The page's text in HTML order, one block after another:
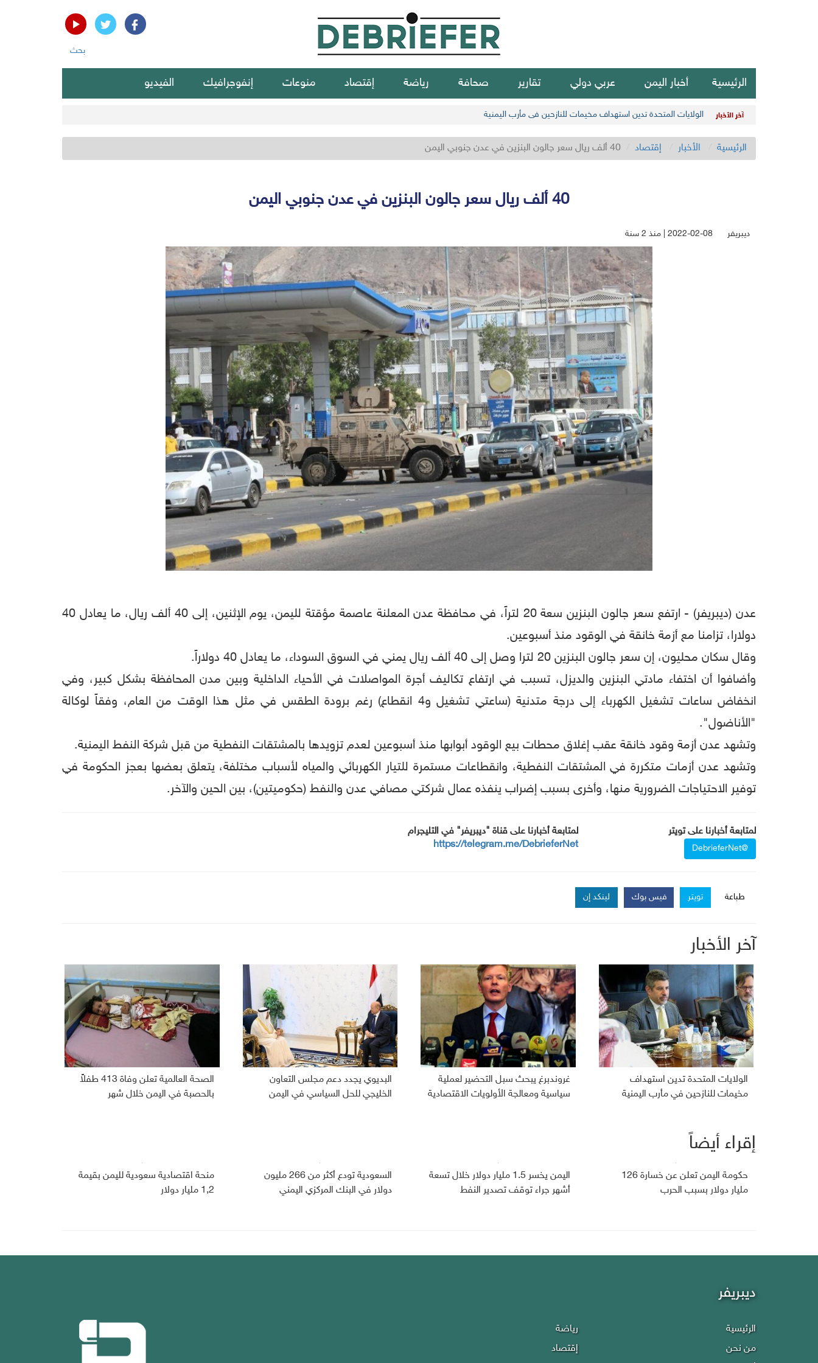
بحث
الرئيسية أخبار اليمن عربي دولي تقارير صحافة رياضة إقتصاد منوعات إنفوجرافيك الفيديو
آخر الأخبار الولايات المتحدة تدين استهداف مخيمات للنازحين في مأرب اليمنية
الرئيسية الأخبار إقتصاد 40 ألف ريال سعر جالون البنزين في عدن جنوبي اليمن
40 ألف ريال سعر جالون البنزين في عدن جنوبي اليمن
ديبريفر 2022-02-08 | منذ 2 سنة
عدن (ديبريفر) - ارتفع سعر جالون البنزين سعة 20 لتراً، في محافظة عدن المعلنة عاصمة مؤقتة لليمن، يوم الإثنين، إلى 40 ألف ريال، ما يعادل 40
دولارا، تزامنا مع أزمة خانقة في الوقود منذ أسبوعين.
وقال سكان محليون، إن سعر جالون البنزين 20 لترا وصل إلى 40 ألف ريال يمني في السوق السوداء، ما يعادل 40 دولاراً.
وأضافوا أن اختفاء مادتي البنزين والديزل، تسبب في ارتفاع تكاليف أجرة المواصلات في الأحياء الداخلية وبين مدن المحافظة بشكل كبير، وفي
انخفاض ساعات تشغيل الكهرباء إلى درجة متدنية (ساعتي تشغيل و4 انقطاع) رغم برودة الطقس في مثل هذا الوقت من العام، وفقاً لوكالة
"الأناضول".
وتشهد عدن أزمة وقود خانقة عقب إغلاق محطات بيع الوقود أبوابها منذ أسبوعين لعدم تزويدها بالمشتقات النفطية من قبل شركة النفط اليمنية.
وتشهد عدن أزمات متكررة في المشتقات النفطية، وانقطاعات مستمرة للتيار الكهربائي والمياه لأسباب مختلفة، يتعلق بعضها بعجز الحكومة في
توفير الاحتياجات الضرورية منها، وأخرى بسبب إضراب ينفذه عمال شركتي مصافي عدن والنفط (حكوميتين)، بين الحين والآخر.
لمتابعة أخبارنا على تويتر
@DebrieferNet
لمتابعة أخبارنا على قناة "ديبريفر" في التليجرام
https://telegram.me/DebrieferNet
طباعة تويتر فيس بوك لينكد إن
آخر الأخبار
الولايات المتحدة تدين استهداف
مخيمات للنازحين في مأرب اليمنية
غروندبرغ يبحث سبل التحضير لعملية
سياسية ومعالجة الأولويات الاقتصادية
البديوي يجدد دعم مجلس التعاون
الخليجي للحل السياسي في اليمن
الصحة العالمية تعلن وفاة 413 طفلاً
بالحصبة في اليمن خلال شهر
إقراء أيضاً
حكومة اليمن تعلن عن خسارة 126
مليار دولار بسبب الحرب
اليمن يخسر 1.5 مليار دولار خلال تسعة
أشهر جراء توقف تصدير النفط
السعودية تودع أكثر من 266 مليون
دولار في البنك المركزي اليمني
منحة اقتصادية سعودية لليمن بقيمة
1,2 مليار دولار
ديبريفر
الرئيسية
من نحن
رياضة
إقتصاد